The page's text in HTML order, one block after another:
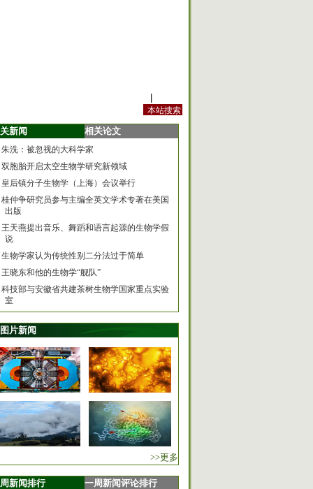
新闻 相关论文
朱洗：被忽视的大科学家
双胞胎开启太空生物学研究新领域
皇后镇分子生物学（上海）会议举行
桂仲争研究员参与主编全英文学术专著在美国
出版
王天燕提出音乐、舞蹈和语言起源的生物学假
说
生物学家认为传统性别二分法过于简单
王晓东和他的生物学“舰队”
科技部与安徽省共建茶树生物学国家重点实验
室
图片新闻
>>更多
新闻排行 一周新闻评论排行